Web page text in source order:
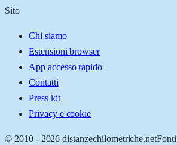
Sito
Chi siamo
Estensioni browser
App accesso rapido
Contatti
Press kit
Privacy e cookie
© 2010 - 2026 distanzechilometriche.net